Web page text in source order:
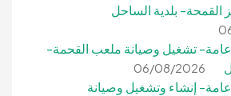
القمحة- بلدية الساحل
تشغيل وصيانة ملعب القحمة-
06/08/2026
إنشاء وتشغيل وصيانة